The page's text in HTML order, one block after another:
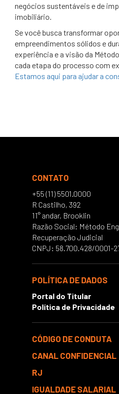
negócios sustentáveis e de
imobiliário.
Se você busca transformar
empreendimentos sólidos e
experiência e a visão da
cada etapa do processo com
Estamos aqui para ajudar a
CONTATO
+55 (11) 5501.0000
R Castilho, 392
11° andar, Brooklin
Razão Social: Método
Recuperação Judicial
CNPJ: 58.700.428/0001-
POLÍTICA DE DADOS
Portal do Titular
Política de Privacidade
CÓDIGO DE CONDUTA
CANAL CONFIDENCIAL
RJ
IGUALDADE SALARIAL